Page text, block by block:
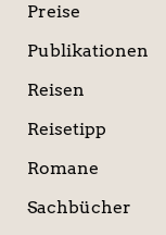
Preise
Publikationen
Reisen
Reisetipp
Romane
Sachbücher